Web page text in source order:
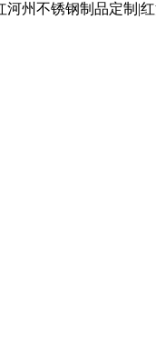
州不锈钢制品定制|